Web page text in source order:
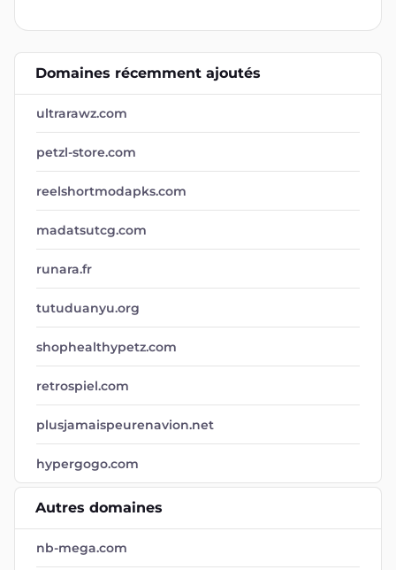
Domaines récemment ajoutés
ultrarawz.com
petzl-store.com
reelshortmodapks.com
madatsutcg.com
runara.fr
tutuduanyu.org
shophealthypetz.com
retrospiel.com
plusjamaispeurenavion.net
hypergogo.com
Autres domaines
nb-mega.com